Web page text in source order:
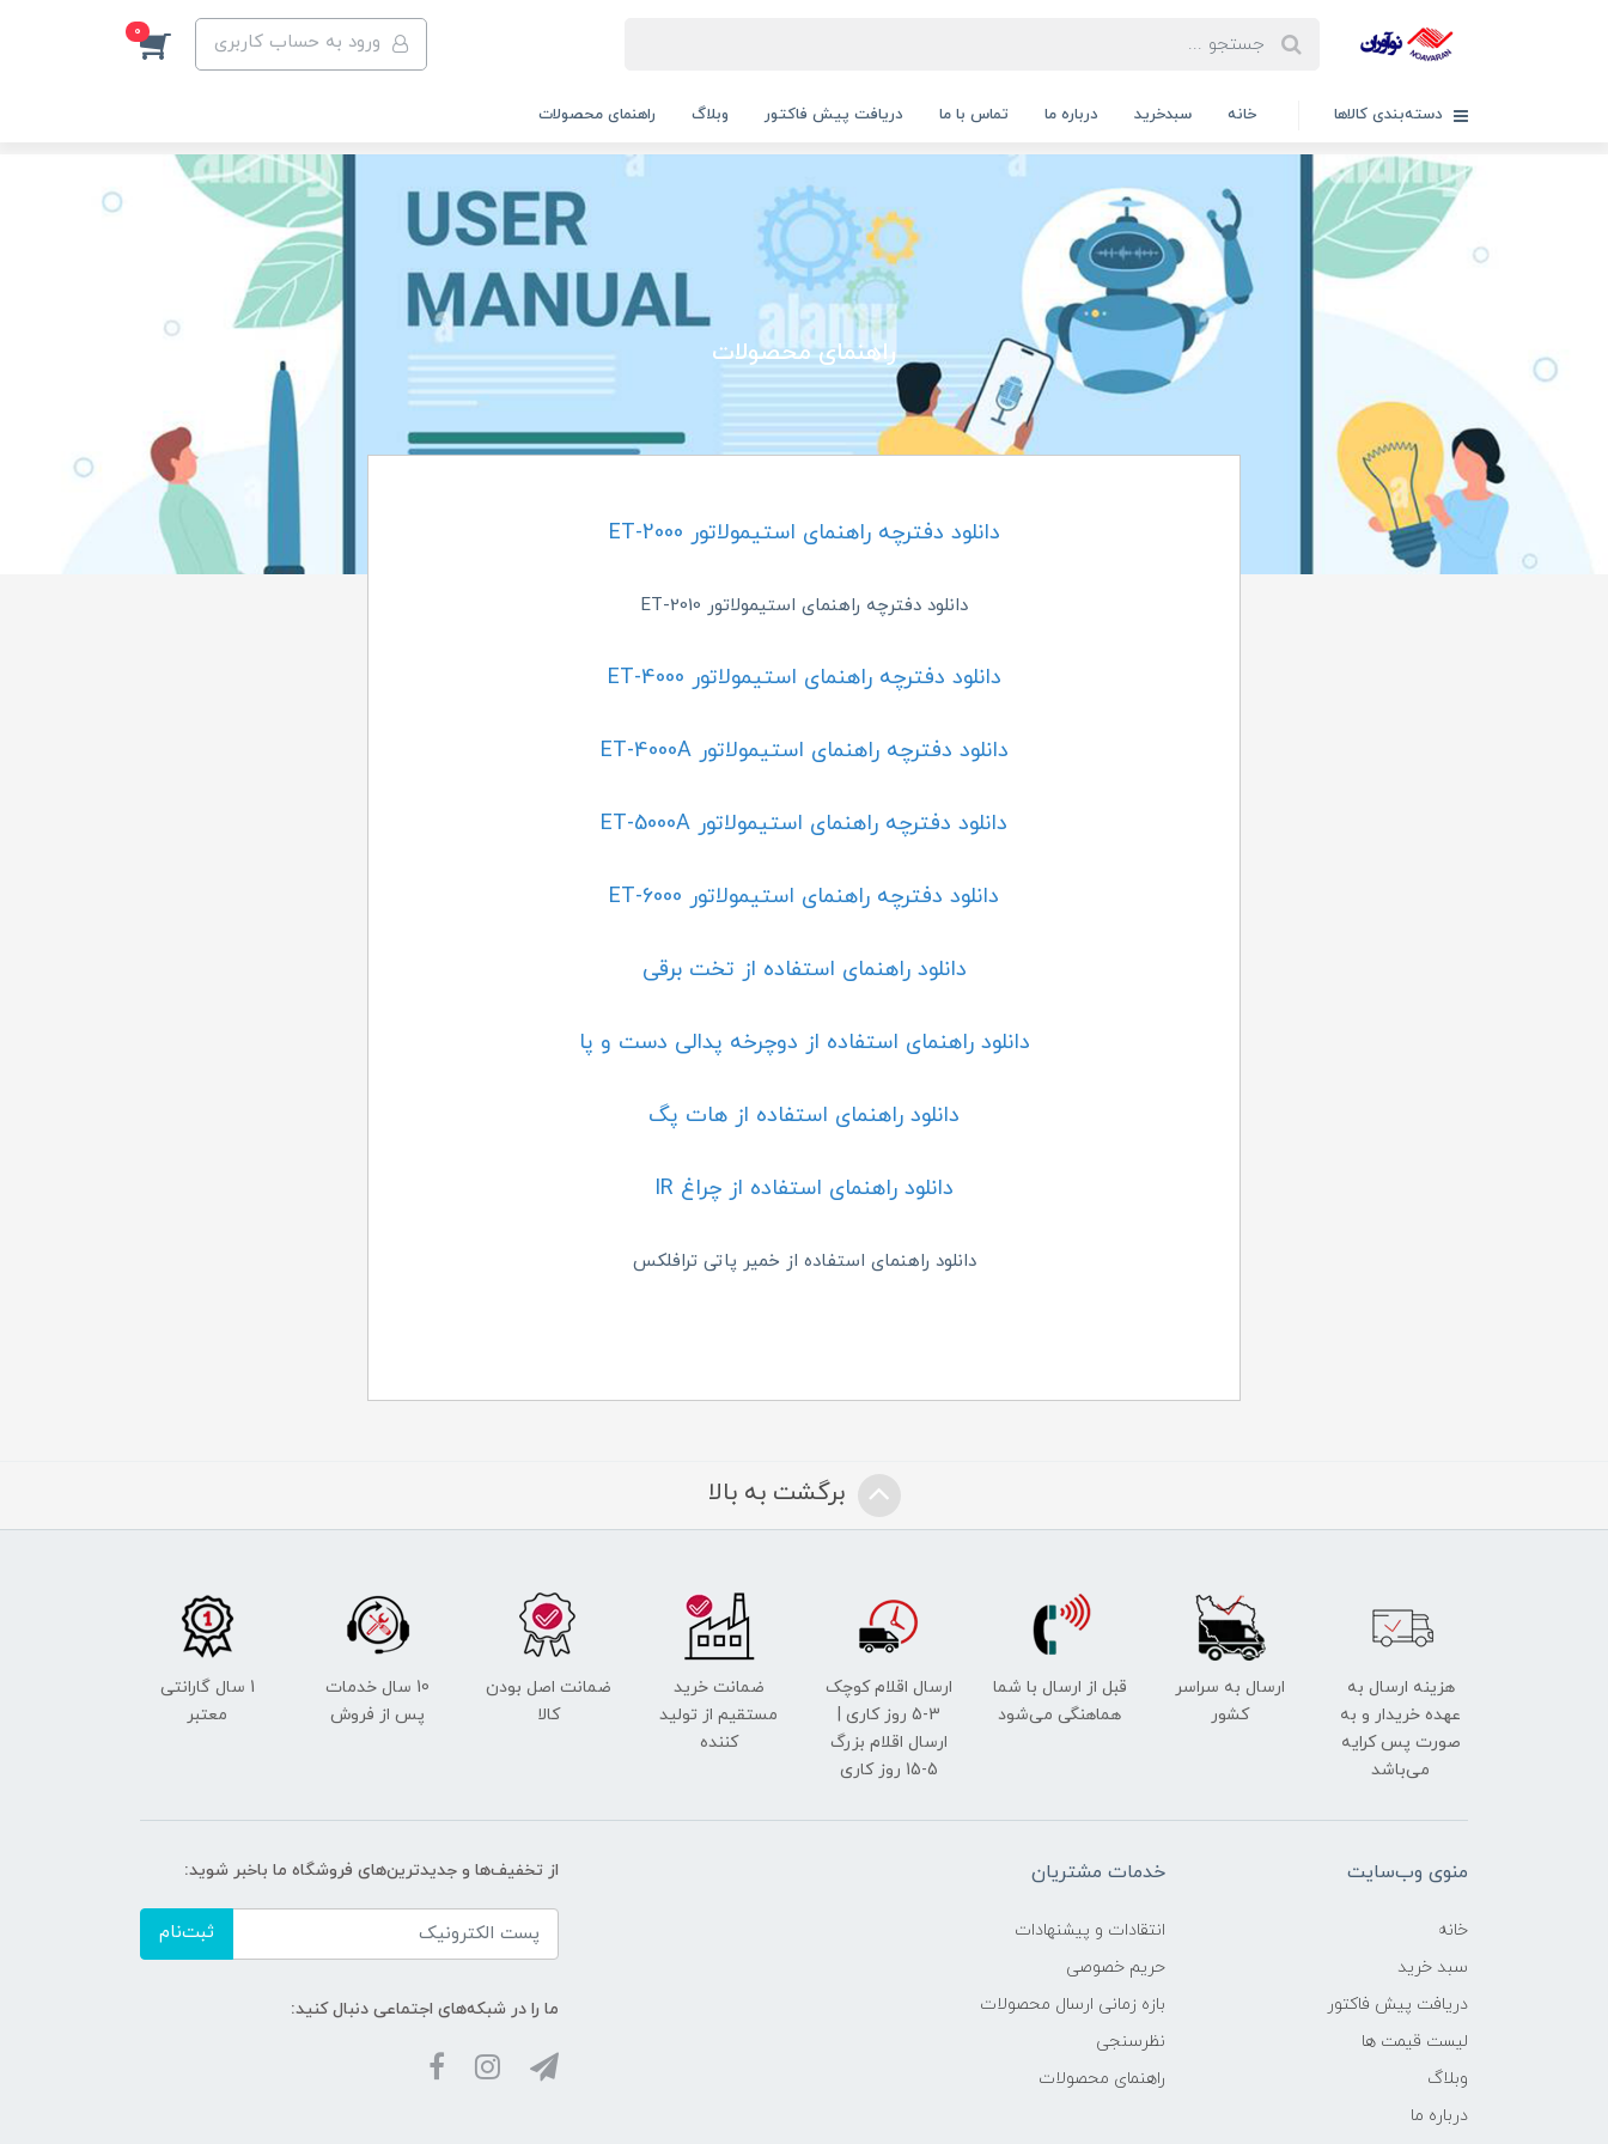
ورود به حساب کاربری 0
دسته‌بندی کالاها خانه سبدخرید درباره ما تماس با ما دریافت پیش فاکتور وبلاگ راهنمای محصولات
راهنمای محصولات
دانلود دفترچه راهنمای استیمولاتور ET-2000
دانلود دفترچه راهنمای استیمولاتور ET-2010
دانلود دفترچه راهنمای استیمولاتور ET-4000
دانلود دفترچه راهنمای استیمولاتور ET-4000A
دانلود دفترچه راهنمای استیمولاتور ET-5000A
دانلود دفترچه راهنمای استیمولاتور ET-6000
دانلود راهنمای استفاده از تخت برقی
دانلود راهنمای استفاده از دوچرخه پدالی دست و پا
دانلود راهنمای استفاده از هات پگ
دانلود راهنمای استفاده از چراغ IR
دانلود راهنمای استفاده از خمیر پاتی ترافلکس
برگشت به بالا
هزینه ارسال به
عهده خریدار و به
صورت پس کرایه
می‌باشد
ارسال به سراسر
کشور
قبل از ارسال با شما
هماهنگی می‌شود
ارسال اقلام کوچک
3-5 روز کاری |
ارسال اقلام بزرگ
5-15 روز کاری
ضمانت خرید
مستقیم از تولید
کننده
ضمانت اصل بودن
کالا
10 سال خدمات
پس از فروش
1 سال گارانتی
معتبر
منوی وب‌سایت
خانه
سبد خرید
دریافت پیش فاکتور
لیست قیمت ها
وبلاگ
درباره ما
خدمات مشتریان
انتقادات و پیشنهادات
حریم خصوصی
بازه زمانی ارسال محصولات
نظرسنجی
راهنمای محصولات
از تخفیف‌ها و جدیدترین‌های فروشگاه ما باخبر شوید:
ثبت‌نام
ما را در شبکه‌های اجتماعی دنبال کنید: